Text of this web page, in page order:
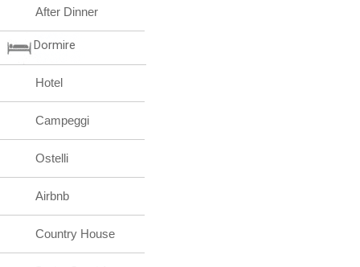
After Dinner
Dormire
Hotel
Campeggi
Ostelli
Airbnb
Country House